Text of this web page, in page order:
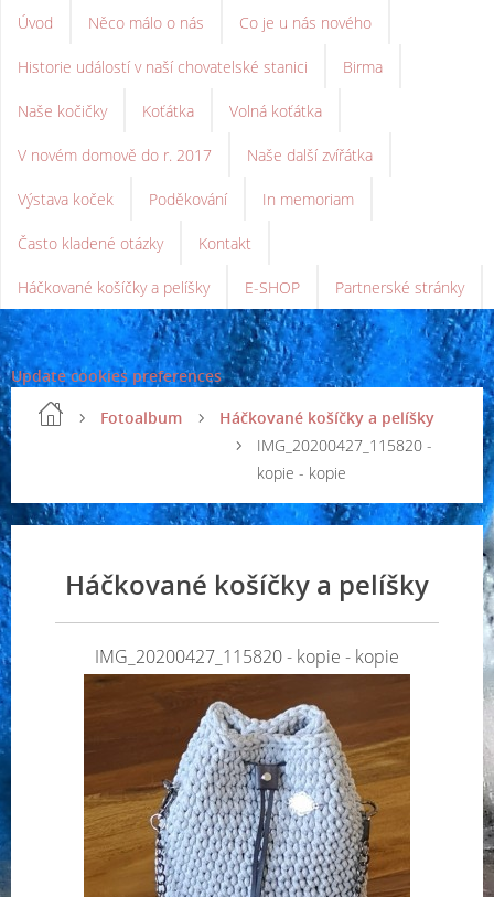
Úvod Něco málo o nás Co je u nás nového
Historie událostí v naší chovatelské stanici Birma
Naše kočičky Koťátka Volná koťátka
V novém domově do r. 2017 Naše další zvířátka
Výstava koček Poděkování In memoriam
Často kladené otázky Kontakt
Háčkované košíčky a pelíšky E-SHOP Partnerské stránky
Update cookies preferences
Fotoalbum
Háčkované košíčky a pelíšky
IMG_20200427_115820 -
kopie - kopie
Háčkované košíčky a pelíšky
IMG_20200427_115820 - kopie - kopie